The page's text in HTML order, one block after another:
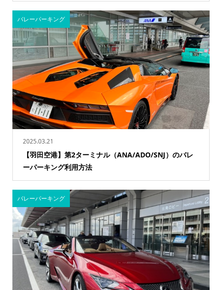
2025.03.21
【羽田空港】第2ターミナル（ANA/ADO/SNJ）のバレ
ーパーキング利用方法
バレーパーキング
バレーパーキング